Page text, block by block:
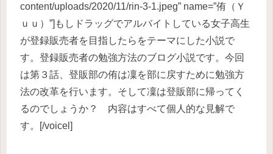
content/uploads/2020/11/rin-3-1.jpeg” name=”侑（Ｙ
ｕｕ）”]もしドラッグでアルバイトしている女子高生
が登録販売者を目指したらをテーマにした小説で
す。登録販売者の勉強方法のブログ小説です。今回
は第３話、登販部の侑は凜を部に戻すために勉強方
法の改革を行います。そして凜は登販部に帰ってく
るのでしょうか？ 内容はすべて個人的な見解で
す。[/voicel]